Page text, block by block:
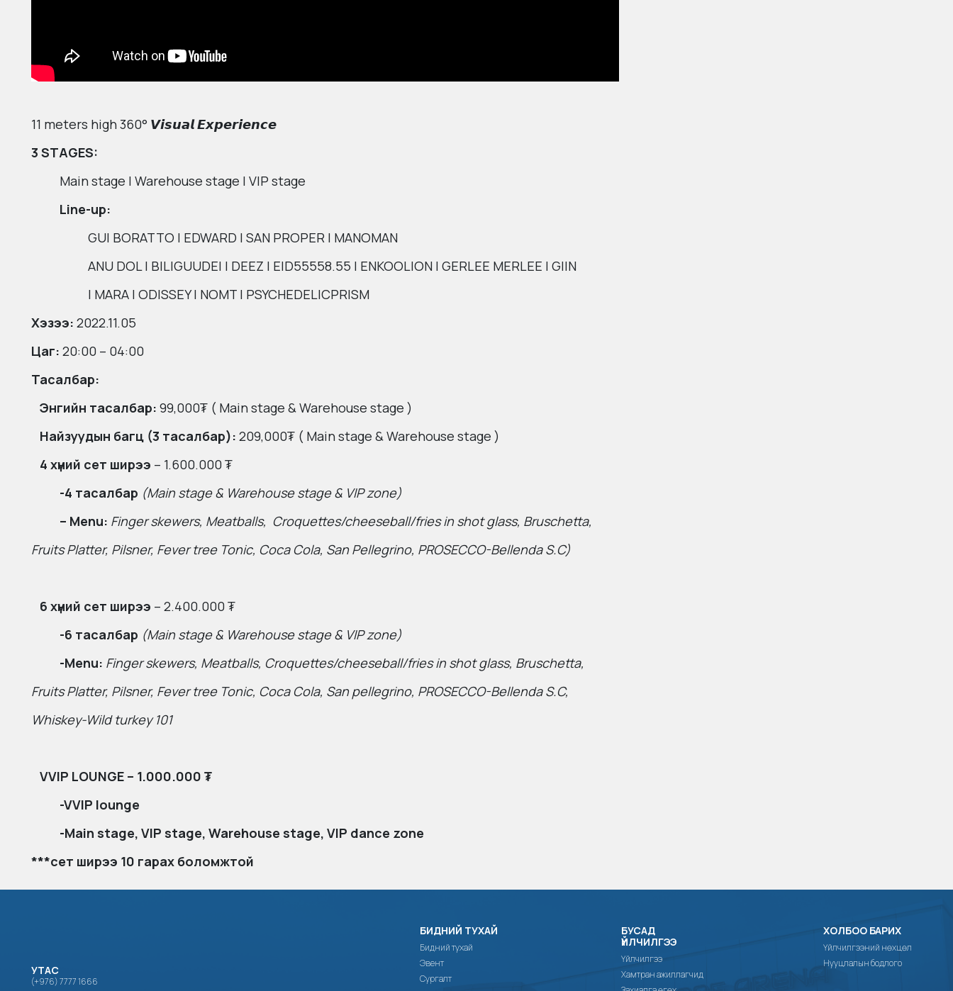
11 meters high 360° 𝙑𝙞𝙨𝙪𝙖𝙡 𝙀𝙭𝙥𝙚𝙧𝙞𝙚𝙣𝙘𝙚
3 STAGES:
Main stage | Warehouse stage | VIP stage
Line-up:
GUI BORATTO | EDWARD | SAN PROPER | MANOMAN
ANU DOL | BILIGUUDEI | DEEZ | EID55558.55 | ENKOOLION | GERLEE MERLEE | GIIN
| MARA | ODISSEY | NOMT | PSYCHEDELICPRISM
Хэзээ: 2022.11.05
Цаг: 20:00 – 04:00
Тасалбар:
Энгийн тасалбар: 99,000₮ ( Main stage & Warehouse stage )
Найзуудын багц (3 тасалбар): 209,000₮ ( Main stage & Warehouse stage )
4 хүний сет ширээ – 1.600.000 ₮
-4 тасалбар (Main stage & Warehouse stage & VIP zone)
– Menu: Finger skewers, Meatballs, Croquettes/cheeseball/fries in shot glass, Bruschetta,
Fruits Platter, Pilsner, Fever tree Tonic, Coca Cola, San Pellegrino, PROSECCO-Bellenda S.C)
6 хүний сет ширээ – 2.400.000 ₮
-6 тасалбар (Main stage & Warehouse stage & VIP zone)
-Menu: Finger skewers, Meatballs, Croquettes/cheeseball/fries in shot glass, Bruschetta,
Fruits Platter, Pilsner, Fever tree Tonic, Coca Cola, San pellegrino, PROSECCO-Bellenda S.C,
Whiskey-Wild turkey 101
VVIP LOUNGE – 1.000.000 ₮
-VVIP lounge
-Main stage, VIP stage, Warehouse stage, VIP dance zone
***сет ширээ 10 гарах боломжтой
УТАС
(+976) 7777 1666
БИДНИЙ ТУХАЙ
Бидний тухай
Эвент
Сургалт
БУСАД
ҮЙЛЧИЛГЭЭ
Үйлчилгээ
Хамтран ажиллагчид
ХОЛБОО БАРИХ
Үйлчилгээний нөхцөл
Нууцлалын бодлого